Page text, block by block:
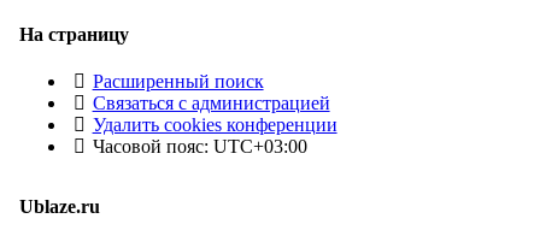
На страницу
Расширенный поиск
Связаться с администрацией
Удалить cookies конференции
Часовой пояс: UTC+03:00
Ublaze.ru